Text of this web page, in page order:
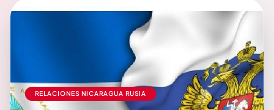
RELACIONES NICARAGUA RUSIA